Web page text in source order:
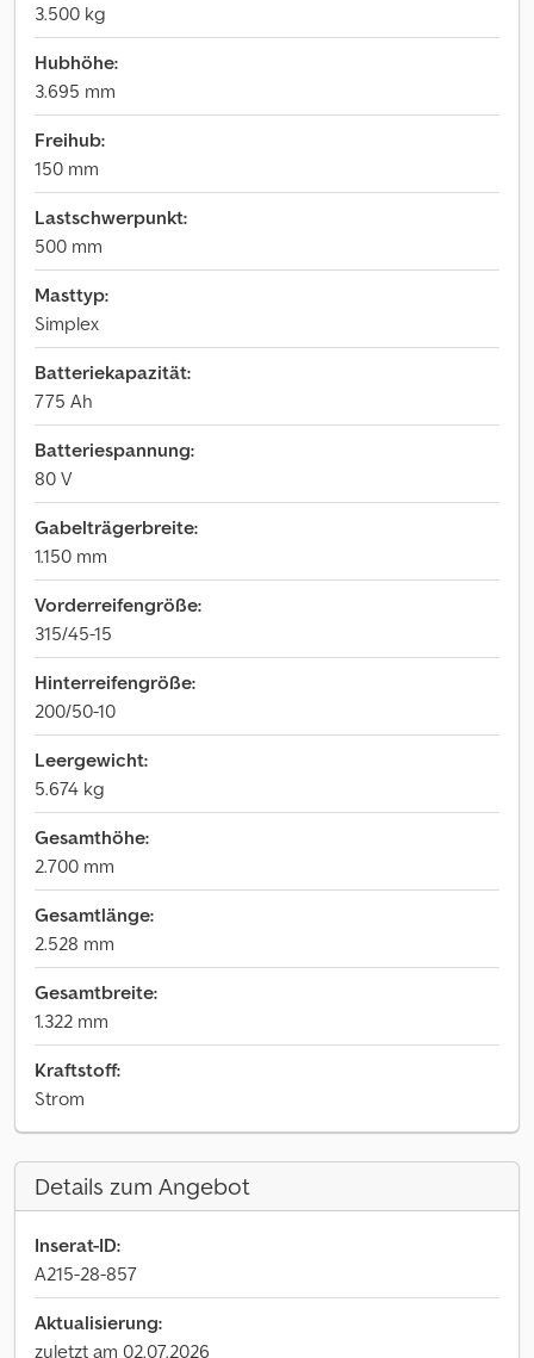
3.500 kg
Hubhöhe:
3.695 mm
Freihub:
150 mm
Lastschwerpunkt:
500 mm
Masttyp:
Simplex
Batteriekapazität:
775 Ah
Batteriespannung:
80 V
Gabelträgerbreite:
1.150 mm
Vorderreifengröße:
315/45-15
Hinterreifengröße:
200/50-10
Leergewicht:
5.674 kg
Gesamthöhe:
2.700 mm
Gesamtlänge:
2.528 mm
Gesamtbreite:
1.322 mm
Kraftstoff:
Strom
Details zum Angebot
Inserat-ID:
A215-28-857
Aktualisierung:
zuletzt am 02.07.2026